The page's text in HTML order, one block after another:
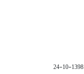
1398-10-24